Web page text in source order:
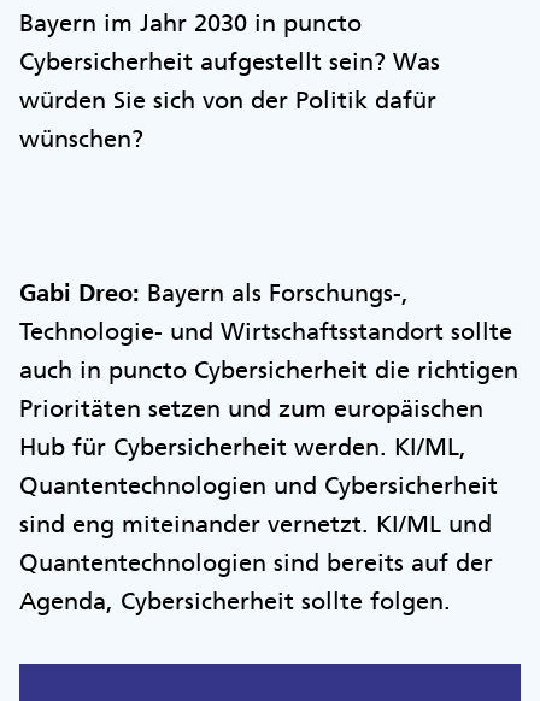
Bayern im Jahr 2030 in puncto
Cybersicherheit aufgestellt sein? Was
würden Sie sich von der Politik dafür
wünschen?
Gabi Dreo: Bayern als Forschungs-,
Technologie- und Wirtschaftsstandort sollte
auch in puncto Cybersicherheit die richtigen
Prioritäten setzen und zum europäischen
Hub für Cybersicherheit werden. KI/ML,
Quantentechnologien und Cybersicherheit
sind eng miteinander vernetzt. KI/ML und
Quantentechnologien sind bereits auf der
Agenda, Cybersicherheit sollte folgen.